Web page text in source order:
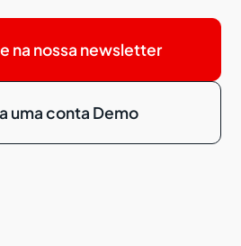
na nossa newsletter
uma conta Demo